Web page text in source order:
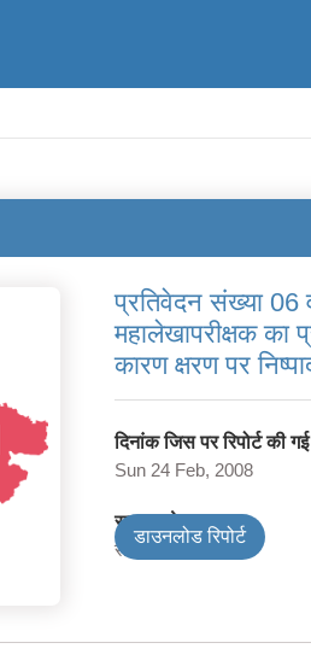
प्रतिवेदन संख्या 06
महालेखापरीक्षक का
कारण क्षरण पर
दिनांक जिस पर रिपोर्ट की
Sun 24 Feb, 2008
सरकार के प्रकार
राज्य
डाउनलोड रिपोर्ट